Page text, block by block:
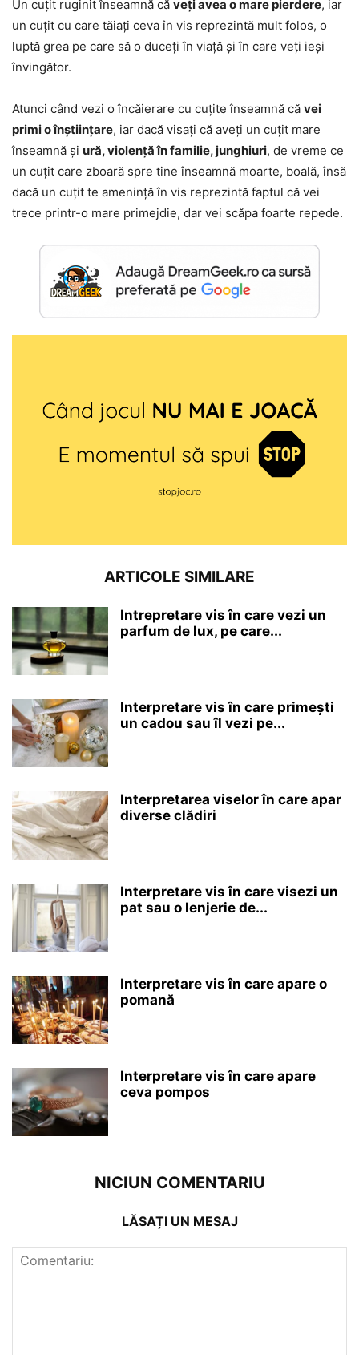
Un cuțit ruginit înseamnă că veți avea o mare pierdere, iar
un cuțit cu care tăiați ceva în vis reprezintă mult folos, o
luptă grea pe care să o duceți în viață și în care veți ieși
învingător.
Atunci când vezi o încăierare cu cuțite înseamnă că vei
primi o înștiințare, iar dacă visați că aveți un cuțit mare
înseamnă și ură, violență în familie, junghiuri, de vreme ce
un cuțit care zboară spre tine înseamnă moarte, boală, însă
dacă un cuțit te amenință în vis reprezintă faptul că vei
trece printr-o mare primejdie, dar vei scăpa foarte repede.
ARTICOLE SIMILARE
Intrepretare vis în care vezi un
parfum de lux, pe care...
Interpretare vis în care primești
un cadou sau îl vezi pe...
Interpretarea viselor în care apar
diverse clădiri
Interpretare vis în care visezi un
pat sau o lenjerie de...
Interpretare vis în care apare o
pomană
Interpretare vis în care apare
ceva pompos
NICIUN COMENTARIU
LĂSAȚI UN MESAJ